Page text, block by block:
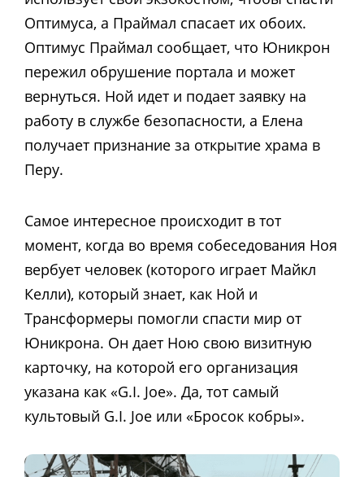
Оптимуса, а Праймал спасает их обоих.
Оптимус Праймал сообщает, что Юникрон
пережил обрушение портала и может
вернуться. Ной идет и подает заявку на
работу в службе безопасности, а Елена
получает признание за открытие храма в
Перу.
Самое интересное происходит в тот
момент, когда во время собеседования Ноя
вербует человек (которого играет Майкл
Келли), который знает, как Ной и
Трансформеры помогли спасти мир от
Юникрона. Он дает Ною свою визитную
карточку, на которой его организация
указана как «G.I. Joe». Да, тот самый
культовый G.I. Joe или «Бросок кобры».